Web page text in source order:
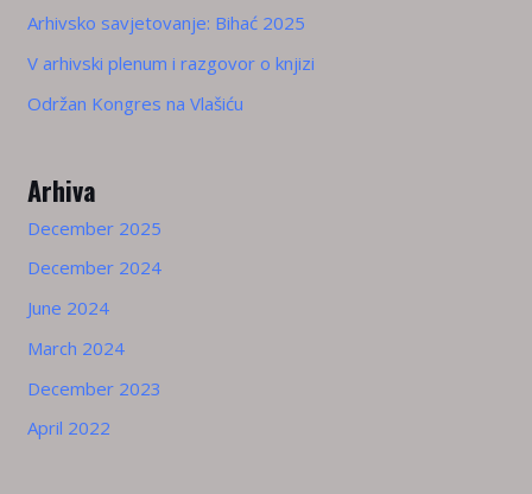
Arhivsko savjetovanje: Bihać 2025
V arhivski plenum i razgovor o knjizi
Održan Kongres na Vlašiću
Arhiva
December 2025
December 2024
June 2024
March 2024
December 2023
April 2022